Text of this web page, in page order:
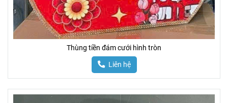
Thùng tiền đám cưới hình tròn
Liên hệ